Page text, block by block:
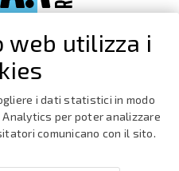
web utilizza i
i dati statistici in modo
Analytics per poter analizzare
comunicano con il sito.